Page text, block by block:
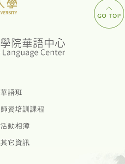
華語班
師資培訓課程
活動相簿
其它資訊